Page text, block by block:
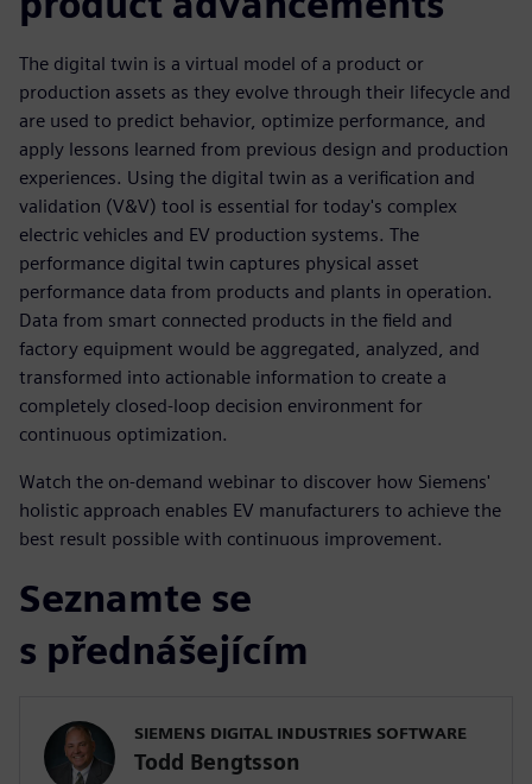
The digital twin is a virtual model of a product or
production assets as they evolve through their lifecycle and
are used to predict behavior, optimize performance, and
apply lessons learned from previous design and production
experiences. Using the digital twin as a verification and
validation (V&V) tool is essential for today's complex
electric vehicles and EV production systems. The
performance digital twin captures physical asset
performance data from products and plants in operation.
Data from smart connected products in the field and
factory equipment would be aggregated, analyzed, and
transformed into actionable information to create a
completely closed-loop decision environment for
continuous optimization.
Watch the on-demand webinar to discover how Siemens'
holistic approach enables EV manufacturers to achieve the
best result possible with continuous improvement.
Seznamte se
s přednášejícím
SIEMENS DIGITAL INDUSTRIES SOFTWARE
Todd Bengtsson